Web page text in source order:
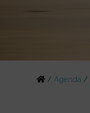
/ Agenda /